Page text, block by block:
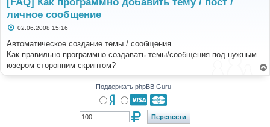
личное сообщение
С
о
б
щ
е
н
и
02.06.2008 15:16
Автоматическое создание темы / сообщения.
Как правильно программно создавать темы/сообщения под нужным
юзером сторонним скриптом?
Поддержать phpBB Guru